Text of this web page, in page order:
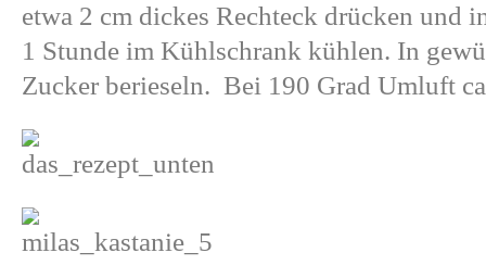
etwa 2 cm dickes Rechteck drücken und
1 Stunde im Kühlschrank kühlen. In
Zucker berieseln. Bei 190 Grad Umluft